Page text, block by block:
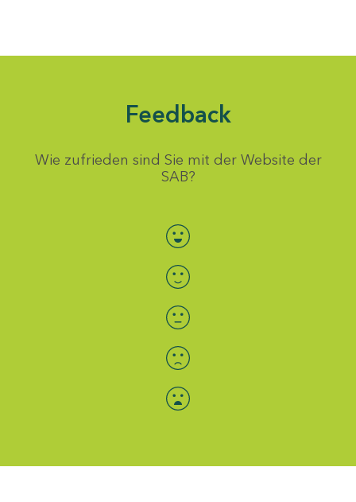
Feedback
Wie zufrieden sind Sie mit der Website der
SAB?
Bewertung auswählen